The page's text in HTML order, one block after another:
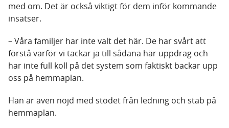
med om. Det är också viktigt för dem inför kommande
insatser.
– Våra familjer har inte valt det här. De har svårt att
förstå varför vi tackar ja till sådana här uppdrag och
har inte full koll på det system som faktiskt backar upp
oss på hemmaplan.
Han är även nöjd med stödet från ledning och stab på
hemmaplan.